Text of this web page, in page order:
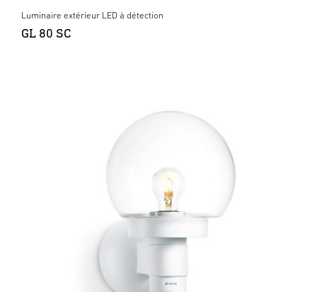
Luminaire extérieur LED à détection
GL 80 SC